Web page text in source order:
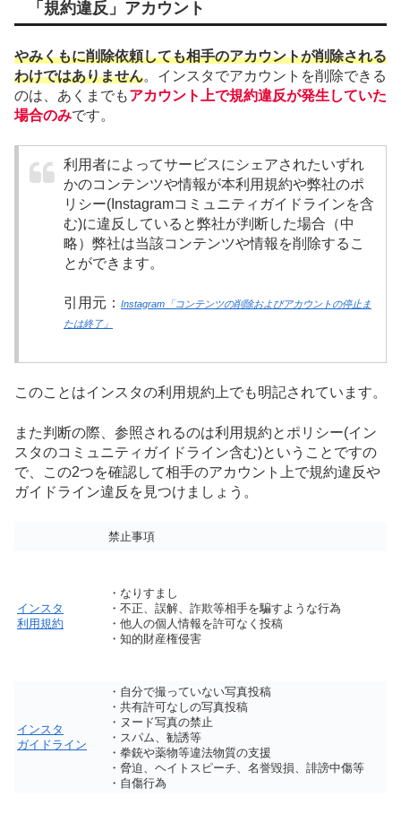
「規約違反」アカウント
やみくもに削除依頼しても相手のアカウントが削除される
わけではありません。インスタでアカウントを削除できる
のは、あくまでもアカウント上で規約違反が発生していた
場合のみです。
利用者によってサービスにシェアされたいずれ
かのコンテンツや情報が本利用規約や弊社のポ
リシー(Instagramコミュニティガイドラインを含
む)に違反していると弊社が判断した場合（中
略）弊社は当該コンテンツや情報を削除するこ
とができます。
引用元： Instagram「コンテンツの削除およびアカウントの停止ま
たは終了」
このことはインスタの利用規約上でも明記されています。
また判断の際、参照されるのは利用規約とポリシー(イン
スタのコミュニティガイドライン含む)ということですの
で、この2つを確認して相手のアカウント上で規約違反や
ガイドライン違反を見つけましょう。
禁止事項
インスタ
利用規約
・なりすまし
・不正、誤解、詐欺等相手を騙すような行為
・他人の個人情報を許可なく投稿
・知的財産権侵害
インスタ
ガイドライン
・自分で撮っていない写真投稿
・共有許可なしの写真投稿
・ヌード写真の禁止
・スパム、勧誘等
・拳銃や薬物等違法物質の支援
・脅迫、ヘイトスピーチ、名誉毀損、誹謗中傷等
・自傷行為